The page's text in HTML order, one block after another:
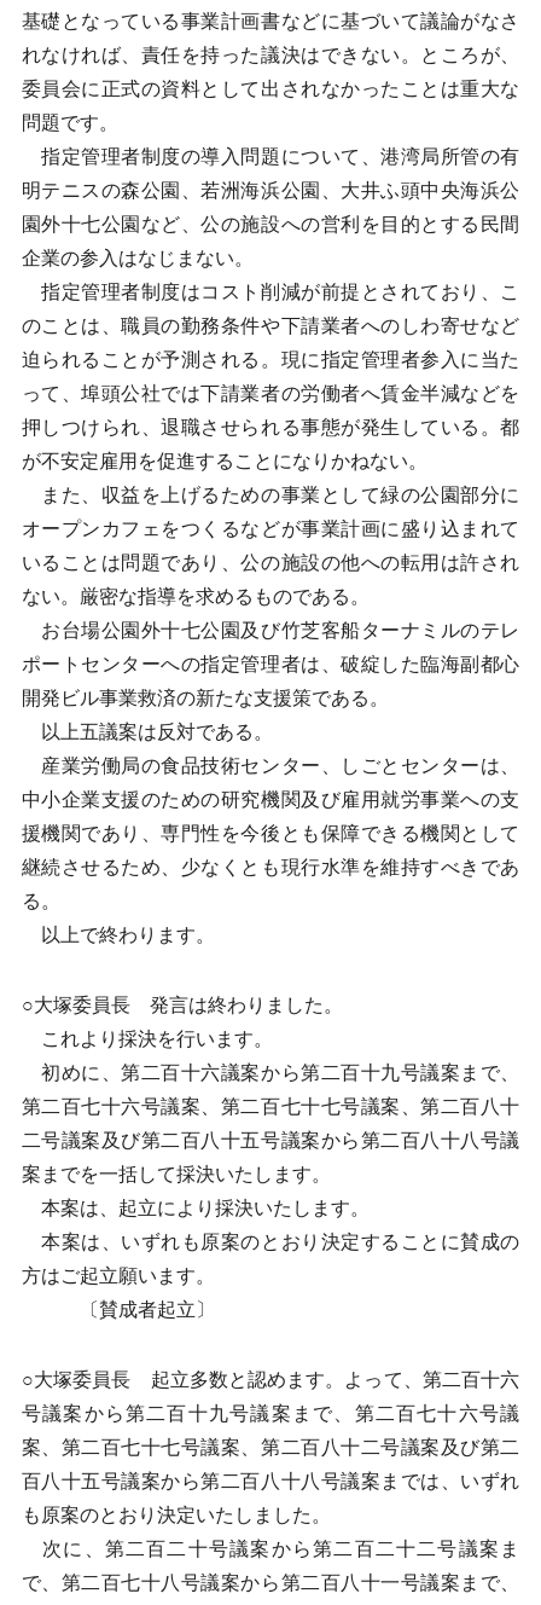
基礎となっている事業計画書などに基づいて議論がなさ
れなければ、責任を持った議決はできない。ところが、
委員会に正式の資料として出されなかったことは重大な
問題です。
指定管理者制度の導入問題について、港湾局所管の有
明テニスの森公園、若洲海浜公園、大井ふ頭中央海浜公
園外十七公園など、公の施設への営利を目的とする民間
企業の参入はなじまない。
指定管理者制度はコスト削減が前提とされており、こ
のことは、職員の勤務条件や下請業者へのしわ寄せなど
迫られることが予測される。現に指定管理者参入に当た
って、埠頭公社では下請業者の労働者へ賃金半減などを
押しつけられ、退職させられる事態が発生している。都
が不安定雇用を促進することになりかねない。
また、収益を上げるための事業として緑の公園部分に
オープンカフェをつくるなどが事業計画に盛り込まれて
いることは問題であり、公の施設の他への転用は許され
ない。厳密な指導を求めるものである。
お台場公園外十七公園及び竹芝客船ターナミルのテレ
ポートセンターへの指定管理者は、破綻した臨海副都心
開発ビル事業救済の新たな支援策である。
以上五議案は反対である。
産業労働局の食品技術センター、しごとセンターは、
中小企業支援のための研究機関及び雇用就労事業への支
援機関であり、専門性を今後とも保障できる機関として
継続させるため、少なくとも現行水準を維持すべきであ
る。
以上で終わります。
○大塚委員長 発言は終わりました。
これより採決を行います。
初めに、第二百十六議案から第二百十九号議案まで、
第二百七十六号議案、第二百七十七号議案、第二百八十
二号議案及び第二百八十五号議案から第二百八十八号議
案までを一括して採決いたします。
本案は、起立により採決いたします。
本案は、いずれも原案のとおり決定することに賛成の
方はご起立願います。
〔賛成者起立〕
○大塚委員長 起立多数と認めます。よって、第二百十六
号議案から第二百十九号議案まで、第二百七十六号議
案、第二百七十七号議案、第二百八十二号議案及び第二
百八十五号議案から第二百八十八号議案までは、いずれ
も原案のとおり決定いたしました。
次に、第二百二十号議案から第二百二十二号議案ま
で、第二百七十八号議案から第二百八十一号議案まで、